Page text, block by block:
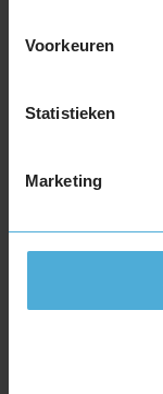
Voorkeuren
Statistieken
Marketing
245/40R18 97Y
255/35R18 94Y
285/30R18 97Y
19-inch banden
225/40R19 93Y
235/35R19 91Y
235/35R19 91Y